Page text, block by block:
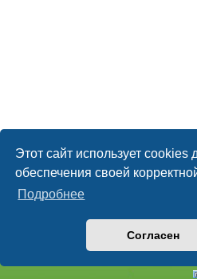
Этот сайт использует cookies
обеспечения своей
Подробнее
Согласен
Главная Форумы
Time: 0.061s| Peak Memory Usage:
© phpBB Guru,
Powered by
Style by